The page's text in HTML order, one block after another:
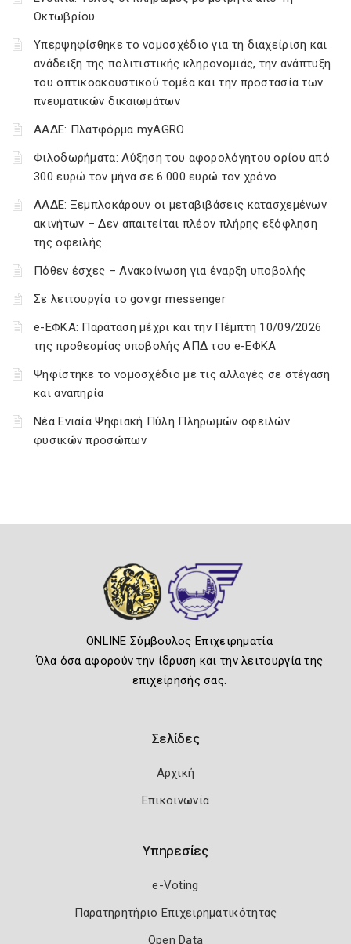
Οκτωβρίου
Υπερψηφίσθηκε το νομοσχέδιο για τη διαχείριση και
ανάδειξη της πολιτιστικής κληρονομιάς, την ανάπτυξη
του οπτικοακουστικού τομέα και την προστασία των
πνευματικών δικαιωμάτων
ΑΑΔΕ: Πλατφόρμα myAGRO
Φιλοδωρήματα: Αύξηση του αφορολόγητου ορίου από
300 ευρώ τον μήνα σε 6.000 ευρώ τον χρόνο
ΑΑΔΕ: Ξεμπλοκάρουν οι μεταβιβάσεις κατασχεμένων
ακινήτων – Δεν απαιτείται πλέον πλήρης εξόφληση
της οφειλής
Πόθεν έσχες – Ανακοίνωση για έναρξη υποβολής
Σε λειτουργία το gov.gr messenger
e-ΕΦΚΑ: Παράταση μέχρι και την Πέμπτη 10/09/2026
της προθεσμίας υποβολής ΑΠΔ του e-ΕΦΚΑ
Ψηφίστηκε το νομοσχέδιο με τις αλλαγές σε στέγαση
και αναπηρία
Νέα Ενιαία Ψηφιακή Πύλη Πληρωμών οφειλών
φυσικών προσώπων
ONLINE Σύμβουλος Επιχειρηματία
Όλα όσα αφορούν την ίδρυση και την λειτουργία της
επιχείρησής σας.
Σελίδες
Αρχική
Επικοινωνία
Υπηρεσίες
e-Voting
Παρατηρητήριο Επιχειρηματικότητας
Open Data